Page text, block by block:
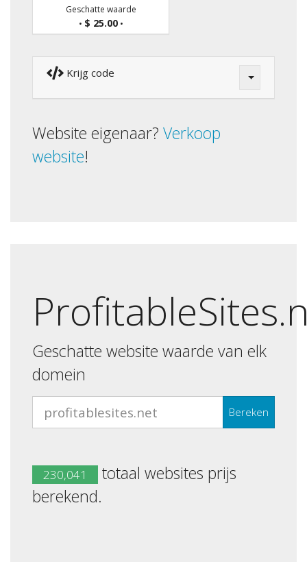
Geschatte waarde
• $ 25.00•
Krijg code
Website eigenaar? Verkoop
website!
Geschatte website waarde van elk
domein
Bereken
230,041
totaal websites prijs
berekend.